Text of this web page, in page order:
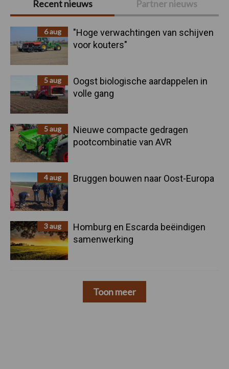
Sidebar
Recent nieuws Partner nieuws
6 aug
"Hoge verwachtingen van schijven
voor kouters"
5 aug
Oogst biologische aardappelen in
volle gang
5 aug
Nieuwe compacte gedragen
pootcombinatie van AVR
4 aug Bruggen bouwen naar Oost-Europa
3 aug
Homburg en Escarda beëindigen
samenwerking
Toon meer